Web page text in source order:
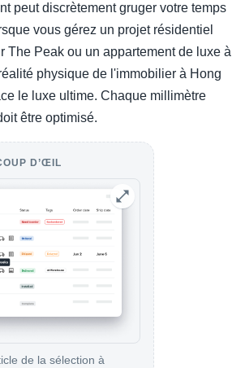
peut discrètement gruger votre temps
vous gérez un projet résidentiel
The Peak ou un appartement de luxe à
physique de l'immobilier à Hong
le luxe ultime. Chaque millimètre
être optimisé.
D’ŒIL
de la sélection à